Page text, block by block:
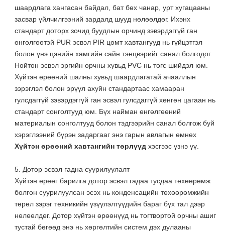
шаардлага хангасан байдал, бат бөх чанар, урт хугацааны
засвар үйлчилгээний зардалд шууд нөлөөлдөг. Ихэнх
стандарт доторх зочид буудлын орчинд зэвэрдэггүй ган
өнгөлгөөтэй PUR эсвэл PIR цөмт хавтангууд нь гүйцэтгэл
болон үнэ цэнийн хамгийн сайн тэнцвэрийг санал болгодог.
Нойтон эсвэл эргийн орчны хувьд PVC нь төгс шийдэл юм.
Хүйтэн өрөөний шалны хувьд шаардлагатай ачааллын
зэрэглэл болон эрүүл ахуйн стандартаас хамааран
гулсдаггүй зэвэрдэггүй ган эсвэл гулсдаггүй хөнгөн цагаан нь
стандарт сонголтууд юм. Бүх найман өнгөлгөөний
материалын сонголтууд болон тэдгээрийн санал болгож буй
хэрэглээний бүрэн задаргааг энэ гарын авлагын өмнөх
Хүйтэн өрөөний хавтангийн төрлүүд хэсгээс үзнэ үү.
5. Дотор эсвэл гадна суурилуулалт
Хүйтэн өрөөг барилга дотор эсвэл гадаа тусдаа төхөөрөмж
болгон суурилуулсан эсэх нь конденсацийн төхөөрөмжийн
төрөл зэрэг техникийн үзүүлэлтүүдийн бараг бүх тал дээр
нөлөөлдөг. Дотор хүйтэн өрөөнүүд нь тогтвортой орчны ашиг
тустай бөгөөд энэ нь хөргөлтийн систем дэх дулааны